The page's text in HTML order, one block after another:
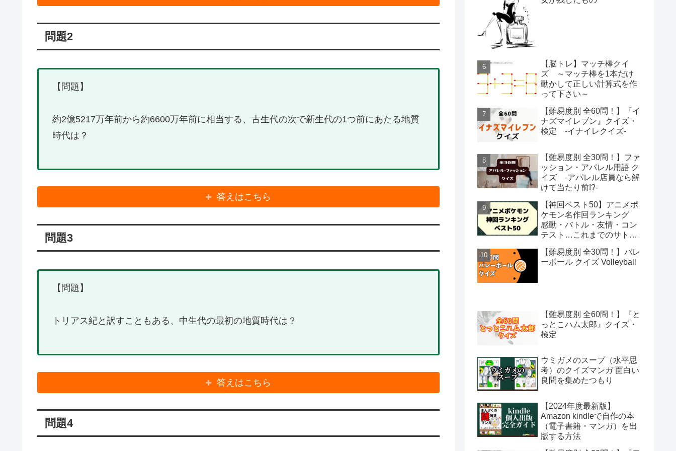
問題2
【問題】
約2億5217万年前から約6600万年前に相当する、古生代の次で新生代の1つ前にあたる地質
時代は？
答えはこちら
問題3
【問題】
トリアス紀と訳すこともある、中生代の最初の地質時代は？
答えはこちら
問題4
【脳トレ】マッチ棒クイ
ズ ～マッチ棒を1本だけ
動かして正しい計算式を作
って下さい～
【難易度別 全60問！】『イ
ナズマイレブン』クイズ・
検定 -イナイレクイズ-
【難易度別 全30問！】ファ
ッション・アパレル用語 ク
イズ -アパレル店員なら解
けて当たり前!?-
【神回ベスト50】アニメポ
ケモン名作回ランキング
感動・バトル・友情・コン
テスト…これまでのサトシ
話を選出
【難易度別 全30問！】バレ
ーボール クイズ Volleyball
【難易度別 全60問！】『と
っとこハム太郎』クイズ・
検定
ウミガメのスープ（水平思
考）のクイズマンガ 面白い
良問を集めたつもり
【2024年度最新版】
Amazon kindleで自作の本
（電子書籍・マンガ）を出
版する方法